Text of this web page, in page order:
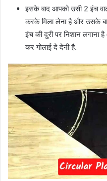
इसके बाद आपको उसी 2 इंच
करके मिला लेना है और उसके
इंच की दुरी पर निशान
कर गोलाई दे देनी है.